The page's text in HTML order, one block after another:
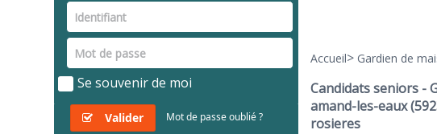
Accueil> Gardien de
Candidats seniors -
amand-les-eaux
rosieres
Se souvenir de moi
Valider Mot de passe oublié ?